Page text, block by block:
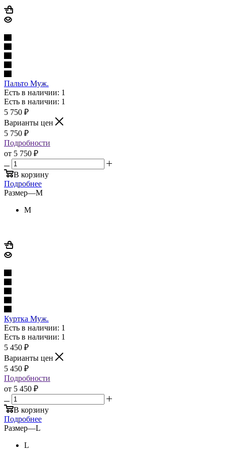
Пальто Муж.
Есть в наличии: 1
Есть в наличии: 1
5 750 ₽
Варианты цен
5 750 ₽
Подробности
от 5 750 ₽
В корзину
Подробнее
Размер—M
M
Куртка Муж.
Есть в наличии: 1
Есть в наличии: 1
5 450 ₽
Варианты цен
5 450 ₽
Подробности
от 5 450 ₽
В корзину
Подробнее
Размер—L
L